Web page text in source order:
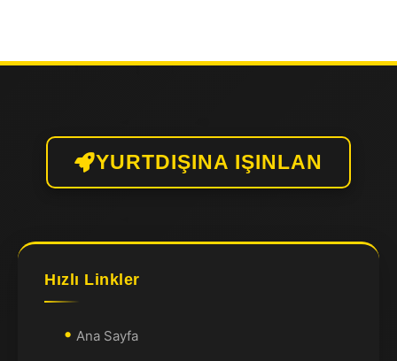
YURTDIŞINA IŞINLAN
Hızlı Linkler
Ana Sayfa